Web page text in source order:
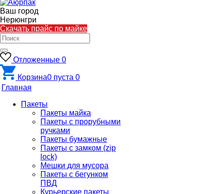
Ваш город
Нерюнгри
Скачать прайс по майке
Отложенные 0
Корзина0 пуста 0
Главная
Пакеты
Пакеты майка
Пакеты с прорубными
ручками
Пакеты бумажные
Пакеты с замком (zip
lock)
Мешки для мусора
Пакеты с бегунком
ПВД
Курьерские пакеты